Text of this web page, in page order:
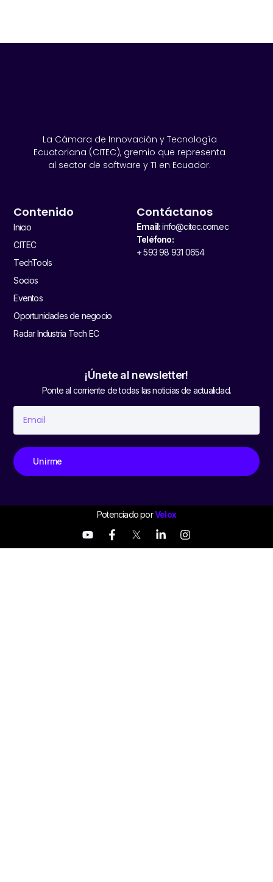
La Cámara de Innovación y Tecnología
Ecuatoriana (CITEC), gremio que representa
al sector de software y TI en Ecuador.
Contenido
Inicio
CITEC
TechTools
Socios
Eventos
Oportunidades de negocio
Radar Industria Tech EC
Contáctanos
Email:info@citec.com.ec
Teléfono:
+ 593 98 931 0654
¡Únete al newsletter!
Ponte al corriente de todas las noticias de actualidad.
Unirme
Potenciado porVelox